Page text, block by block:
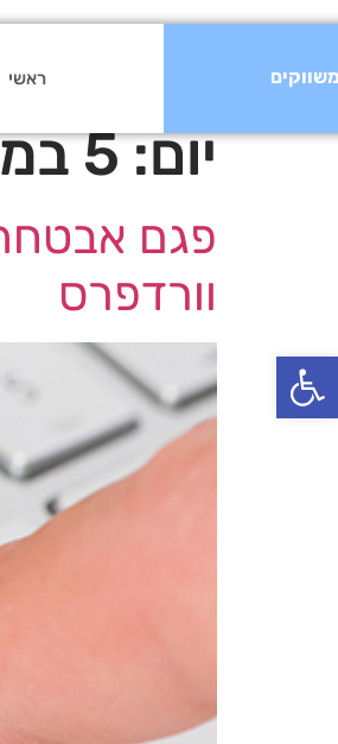
פתח סרגל נגישות
ראשי
יום:5 במרץ 2025
וורדפרס